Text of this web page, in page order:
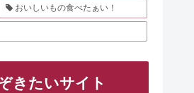
おいしいもの食べたぁい！
きたいサイト